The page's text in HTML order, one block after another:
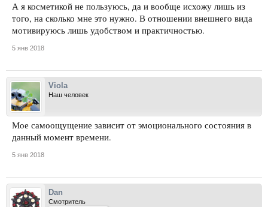
А я косметикой не пользуюсь, да и вообще исхожу лишь из
того, на сколько мне это нужно. В отношении внешнего вида
мотивируюсь лишь удобством и практичностью.
5 янв 2018
Viola
Наш человек
Мое самоощущение зависит от эмоционального состояния в
данный момент времени.
5 янв 2018
Dan
Смотритель